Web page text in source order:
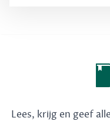
Lees, krijg en geef